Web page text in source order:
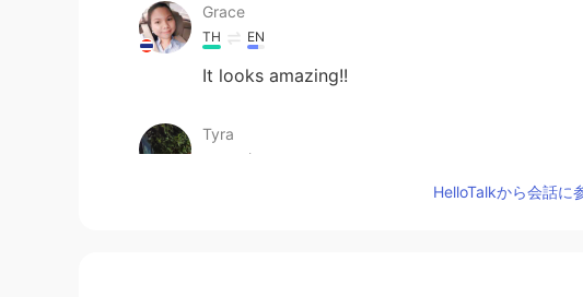
Grace
TH EN
It looks amazing!!
Tyra
CN粤
HelloTalkから会話に